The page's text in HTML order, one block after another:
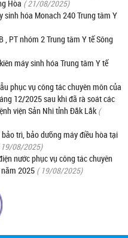
Hòa ( 21/08/2025)
sinh hóa Monach 240 Trung tâm Y
, PT nhóm 2 Trung tâm Y tế Sông
máy sinh hóa Trung tâm Y tế
phục vụ công tác chuyên môn của
12/2025 sau khi đã rà soát các
viện Sản Nhi tỉnh Đắk Lắk (
trì, bảo dưỡng máy điều hòa tại
19/08/2025)
nước phục vụ công tác chuyên
2025 ( 19/08/2025)